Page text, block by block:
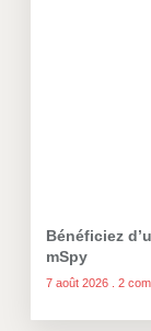
Bénéficiez
mSpy
7 août 2026 2